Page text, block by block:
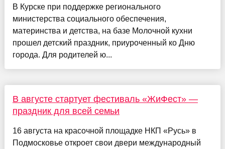
В Курске при поддержке регионального
министерства социального обеспечения,
материнства и детства, на базе Молочной кухни
прошел детский праздник, приуроченный ко Дню
города. Для родителей ю...
В августе стартует фестиваль «ЖиФест» —
праздник для всей семьи
16 августа на красочной площадке НКП «Русь» в
Подмосковье откроет свои двери международный